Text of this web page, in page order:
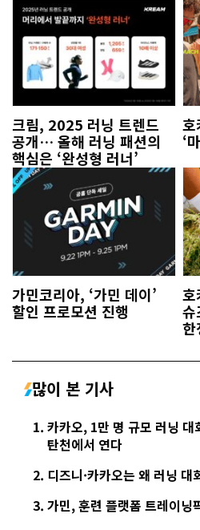
크림, 2025 러닝 트렌드
공개… 올해 러닝 패션의
핵심은 ‘완성형 러너’
호
‘
가민코리아, ‘가민 데이’
할인 프로모션 진행
호
슈
한
많이 본 기사
카카오, 1만 명 규모 러닝 대
탄천에서 연다
디즈니·카카오는 왜 러닝 대
가민, 훈련 플랫폼 트레이닝